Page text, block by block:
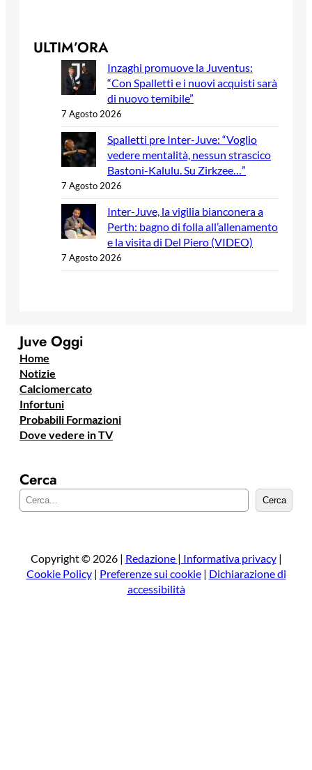
ULTIM’ORA
Inzaghi promuove la Juventus:
“Con Spalletti e i nuovi acquisti sarà
di nuovo temibile”
7 Agosto 2026
Spalletti pre Inter-Juve: “Voglio
vedere mentalità, nessun strascico
Bastoni-Kalulu. Su Zirkzee…”
7 Agosto 2026
Inter-Juve, la vigilia bianconera a
Perth: bagno di folla all’allenamento
e la visita di Del Piero (VIDEO)
7 Agosto 2026
Juve Oggi
Home
Notizie
Calciomercato
Infortuni
Probabili Formazioni
Dove vedere in TV
Cerca
e
a
Cerca
Copyright © 2026 | Redazione | Informativa privacy|
Cookie Policy| Preferenze sui cookie| Dichiarazione di
accessibilità